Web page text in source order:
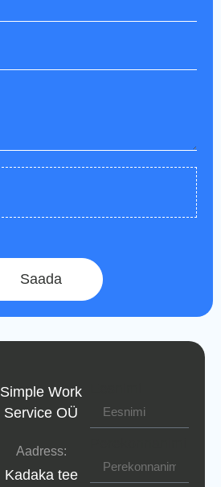
Saada
Simple Work
Service OÜ
Aadress:
Kadaka tee